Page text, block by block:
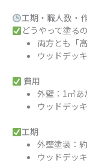
工期・職人数・
どうやって塗る
両方とも「
ウッドデッ
費用
外壁：1㎡あ
ウッドデッ
工期
外壁塗装：約
ウッドデッ